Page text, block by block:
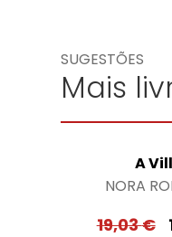
SUGESTÕES
Mais
A
NORA
19,03€